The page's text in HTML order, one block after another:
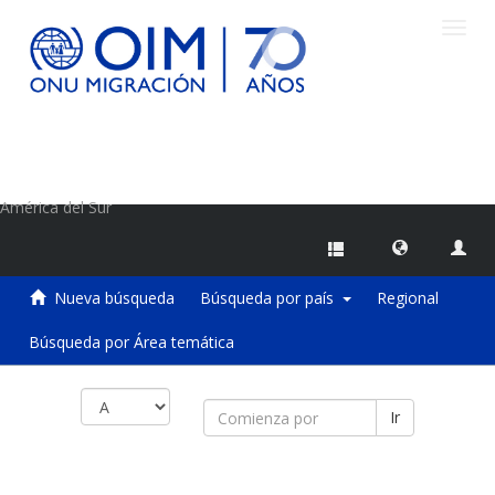
América del Sur
Nueva búsqueda Búsqueda por país Regional
Búsqueda por Área temática
Ir